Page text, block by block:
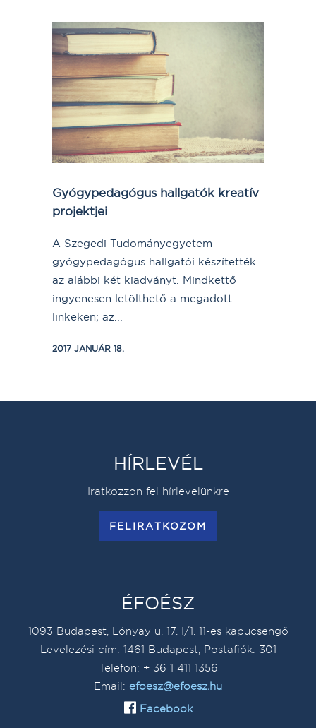
Gyógypedagógus hallgatók kreatív
projektjei
A Szegedi Tudományegyetem
gyógypedagógus hallgatói készítették
az alábbi két kiadványt. Mindkettő
ingyenesen letölthető a megadott
linkeken; az...
2017 JANUÁR 18.
HÍRLEVÉL
Iratkozzon fel hírlevelünkre
FELIRATKOZOM
ÉFOÉSZ
1093 Budapest, Lónyay u. 17. I/1. 11-es kapucsengő
Levelezési cím: 1461 Budapest, Postafiók: 301
Telefon: + 36 1 411 1356
Email: efoesz@efoesz.hu
Facebook